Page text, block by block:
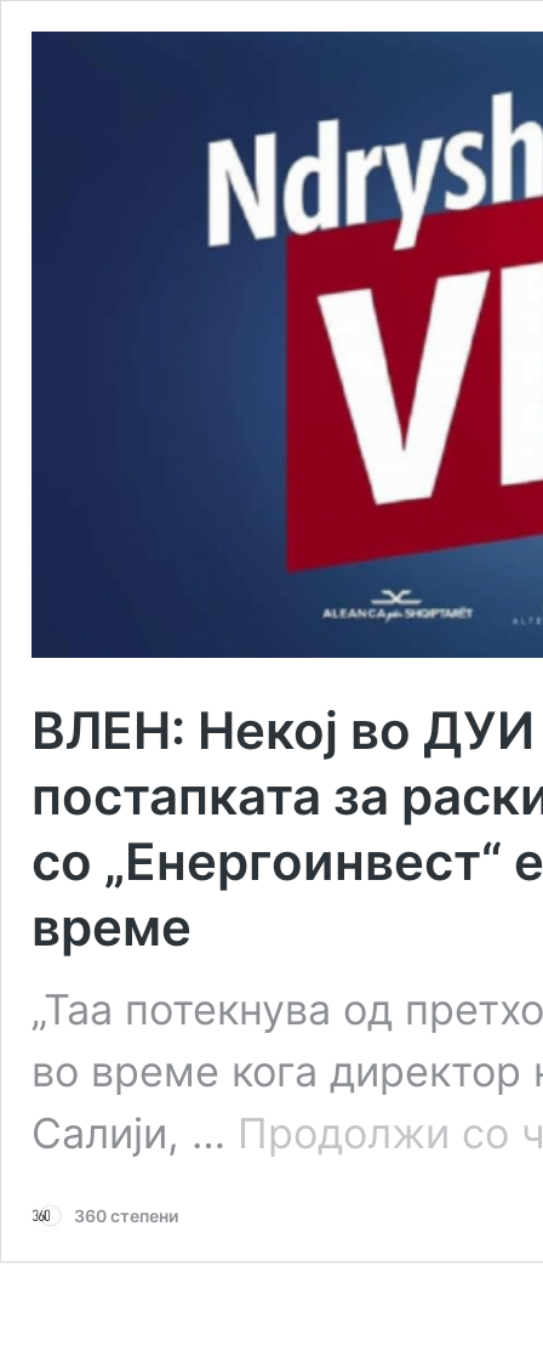
ВЛЕН: Некој во
постапката за
со „Енергоинвест“
време
„Таа потекнува од
во време кога
Салији, … Продолжи со
360 степени